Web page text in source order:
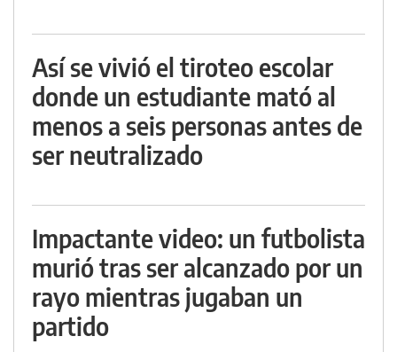
Así se vivió el tiroteo escolar
donde un estudiante mató al
menos a seis personas antes de
ser neutralizado
Impactante video: un futbolista
murió tras ser alcanzado por un
rayo mientras jugaban un
partido